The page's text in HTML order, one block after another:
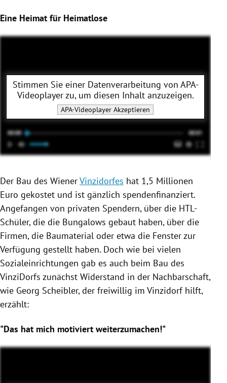
Eine Heimat für Heimatlose
Stimmen Sie einer Datenverarbeitung von APA-
Videoplayerzu, um diesen Inhalt anzuzeigen.
APA-Videoplayer Akzeptieren
Der Bau des WienerVinzidorfes hat 1,5 Millionen
Euro gekostet und ist gänzlich spendenfinanziert.
Angefangen von privaten Spendern, über die HTL-
Schüler, die die Bungalows gebaut haben, über die
Firmen, die Baumaterial oder etwa die Fenster zur
Verfügung gestellt haben. Doch wie bei vielen
Sozialeinrichtungen gab es auch beim Bau des
VinziDorfs zunächst Widerstand in der Nachbarschaft,
wie Georg Scheibler, der freiwillig im Vinzidorf hilft,
erzählt:
"Das hat mich motiviert weiterzumachen!"